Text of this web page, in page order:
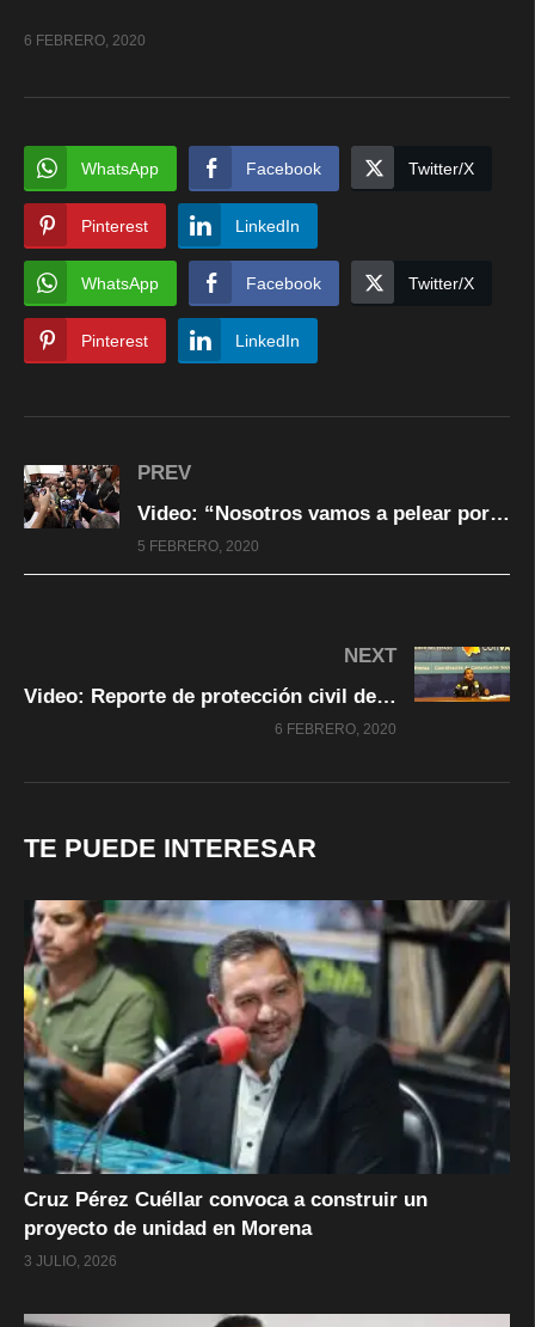
6 FEBRERO, 2020
WhatsApp Facebook Twitter/X
Pinterest LinkedIn
WhatsApp Facebook Twitter/X
Pinterest LinkedIn
PREV
Video: “Nosotros vamos a pelear por los derechos de los productores de Chihuahua”
5 FEBRERO, 2020
NEXT
Video: Reporte de protección civil de lo sucedido en el Estado. Nevadas en 18 municipios
6 FEBRERO, 2020
TE PUEDE INTERESAR
Cruz Pérez Cuéllar convoca a construir un
proyecto de unidad en Morena
3 JULIO, 2026